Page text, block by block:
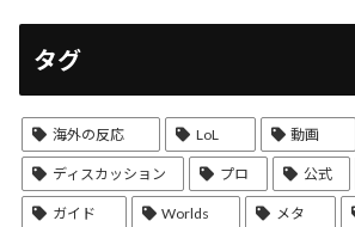
タグ
海外の反応 LoL 動画
ディスカッション プロ 公式
ガイド Worlds メタ